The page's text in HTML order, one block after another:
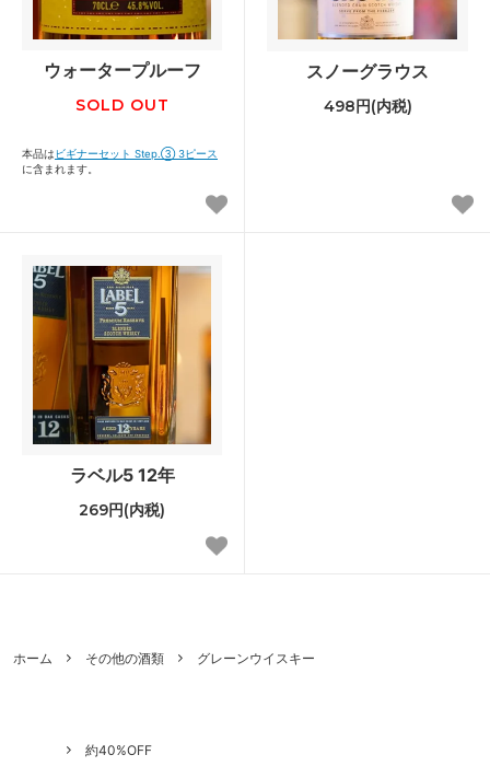
ウォータープルーフ
SOLD OUT
本品は ビギナーセット Step.③ 3ピース
に含まれます。
スノーグラウス
498円(内税)
ラベル5 12年
269円(内税)
ホーム その他の酒類 グレーンウイスキー
約40%OFF